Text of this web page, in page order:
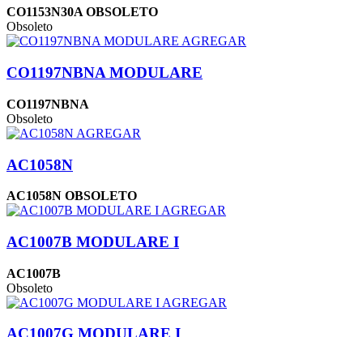
CO1153N30A OBSOLETO
Obsoleto
AGREGAR
CO1197NBNA MODULARE
CO1197NBNA
Obsoleto
AGREGAR
AC1058N
AC1058N OBSOLETO
AGREGAR
AC1007B MODULARE I
AC1007B
Obsoleto
AGREGAR